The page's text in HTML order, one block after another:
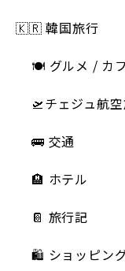
🇰🇷 韓国旅行
🍽 グルメ / カ
🛫チェジュ航
🚌 交通
🏨 ホテル
📔 旅行記
🛍️ ショッピン